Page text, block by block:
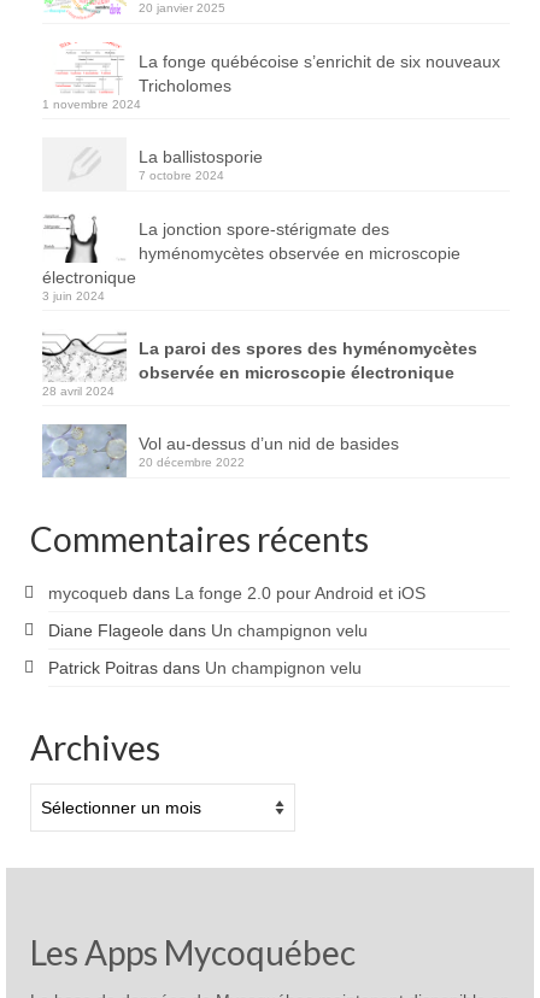
20 janvier 2025
La fonge québécoise s’enrichit de six nouveaux
Tricholomes
1 novembre 2024
La ballistosporie
7 octobre 2024
La jonction spore-stérigmate des
hyménomycètes observée en microscopie
électronique
3 juin 2024
La paroi des spores des hyménomycètes
observée en microscopie électronique
28 avril 2024
Vol au-dessus d’un nid de basides
20 décembre 2022
Commentaires récents
mycoqueb dans La fonge 2.0 pour Android et iOS
Diane Flageole dans Un champignon velu
Patrick Poitras dans Un champignon velu
Archives
Les Apps Mycoquébec